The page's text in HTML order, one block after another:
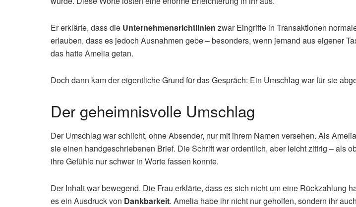
Er erklärte, dass die Unternehmensrichtlinien zwar Eingriffe in Transaktionen
erlauben, dass es jedoch Ausnahmen gebe – besonders, wenn jemand aus eigener
das hatte Amelia getan.
Doch dann kam der eigentliche Grund für das Gespräch: Ein Umschlag war für sie
Der geheimnisvolle Umschlag
Der Umschlag war schlicht, ohne Absender, nur mit ihrem Namen versehen. Als
sie einen handgeschriebenen Brief. Die Schrift war ordentlich, aber leicht zittrig – als
ihre Gefühle nur schwer in Worte fassen konnte.
Der Inhalt war bewegend. Die Frau erklärte, dass es sich nicht um eine Rückzahlung
es ein Ausdruck von Dankbarkeit. Amelia habe ihr nicht nur geholfen, sondern ihr